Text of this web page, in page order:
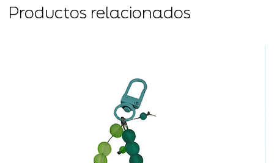
Productos relacionados